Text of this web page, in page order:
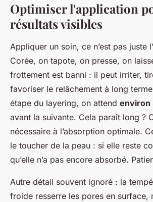
Optimiser l'application
résultats visibles
Appliquer un soin, ce n’est pas juste
Corée, on tapote, on presse, on
frottement est banni : il peut irriter,
favoriser le relâchement à long
étape du layering, on attend environ
avant la suivante. Cela paraît long ?
nécessaire à l’absorption optimale.
le toucher de la peau : si elle reste
qu’elle n’a pas encore absorbé.
Autre détail souvent ignoré : la
froide resserre les pores en surface,